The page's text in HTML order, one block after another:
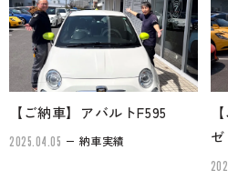
ケータハム岐阜
プライバシーポリシー
買取査定のご依頼
その他のお問い合わせ
中古車探しのご依頼・レン
【ご納車】アバルトF595
2025.04.05 納車実績